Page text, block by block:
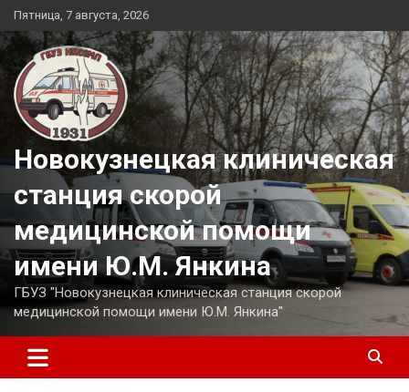
Перейти
к
содержимому
Пятница, 7 августа, 2026
Новокузнецкая клиническая
станция скорой
медицинской помощи
имени Ю.М. Янкина
ГБУЗ "Новокузнецкая клиническая станция скорой
медицинской помощи имени Ю.М. Янкина"